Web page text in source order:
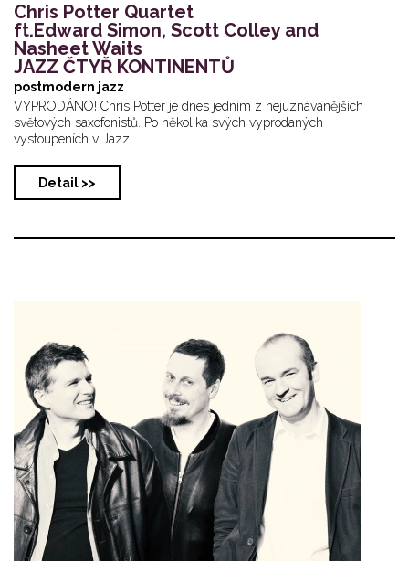
Chris Potter Quartet
ft.Edward Simon, Scott Colley and
Nasheet Waits
JAZZ ČTYŘ KONTINENTŮ
postmodern jazz
VYPRODÁNO! Chris Potter je dnes jedním z nejuznávanějších
světových saxofonistů. Po několika svých vyprodaných
vystoupeních v Jazz... ...
Detail >>